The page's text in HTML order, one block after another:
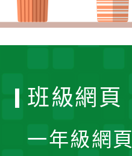
班級網頁
一年級網頁